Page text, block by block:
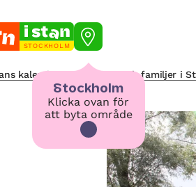
STOCKHOLM
Stockholm
Klicka ovan för
att byta område
kalendarium för barn och familjer i